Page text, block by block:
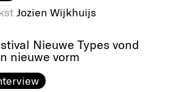
Jozien Wijkhuijs
Nieuwe Types vond
nieuwe vorm